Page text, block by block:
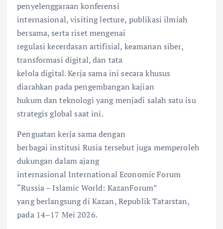
penyelenggaraan konferensi
internasional, visiting lecture, publikasi ilmiah
bersama, serta riset mengenai
regulasi kecerdasan artifisial, keamanan siber,
transformasi digital, dan tata
kelola digital. Kerja sama ini secara khusus
diarahkan pada pengembangan kajian
hukum dan teknologi yang menjadi salah satu isu
strategis global saat ini.
Penguatan kerja sama dengan
berbagai institusi Rusia tersebut juga memperoleh
dukungan dalam ajang
internasional International Economic Forum
“Russia – Islamic World: KazanForum”
yang berlangsung di Kazan, Republik Tatarstan,
pada 14–17 Mei 2026.